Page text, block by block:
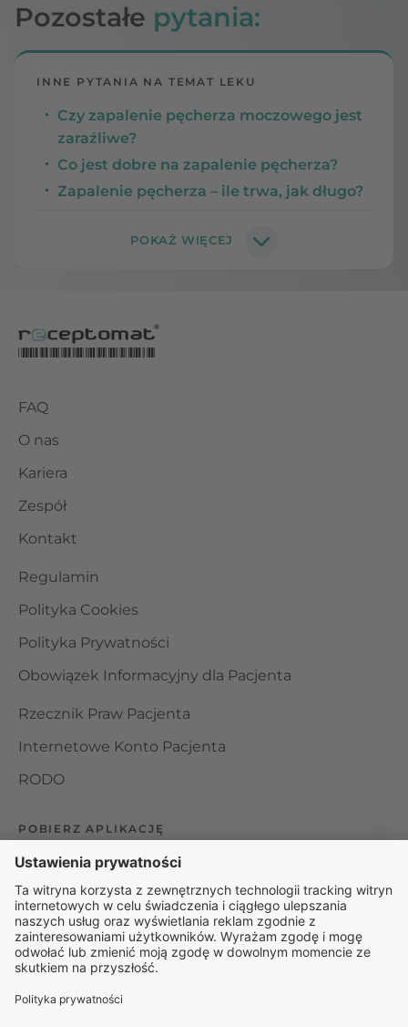
Pozostałe pytania:
INNE PYTANIA NA TEMAT LEKU
Czy zapalenie pęcherza moczowego jest
zaraźliwe?
Co jest dobre na zapalenie pęcherza?
Zapalenie pęcherza – ile trwa, jak długo?
FAQ
O nas
Kariera
Zespół
Kontakt
Regulamin
Polityka Cookies
Polityka Prywatności
Obowiązek Informacyjny dla Pacjenta
Rzecznik Praw Pacjenta
Internetowe Konto Pacjenta
RODO
POBIERZ APLIKACJĘ
Organizator udzielania świadczeń telemedycznych jest
podmiotem leczniczym w rozumieniu ustawy z dnia 15
kwietnia 2011 roku o działalności leczniczej, wpisanym do
rejestru podmiotów wykonujących działalność leczniczą pod
numerem: 000000229172.